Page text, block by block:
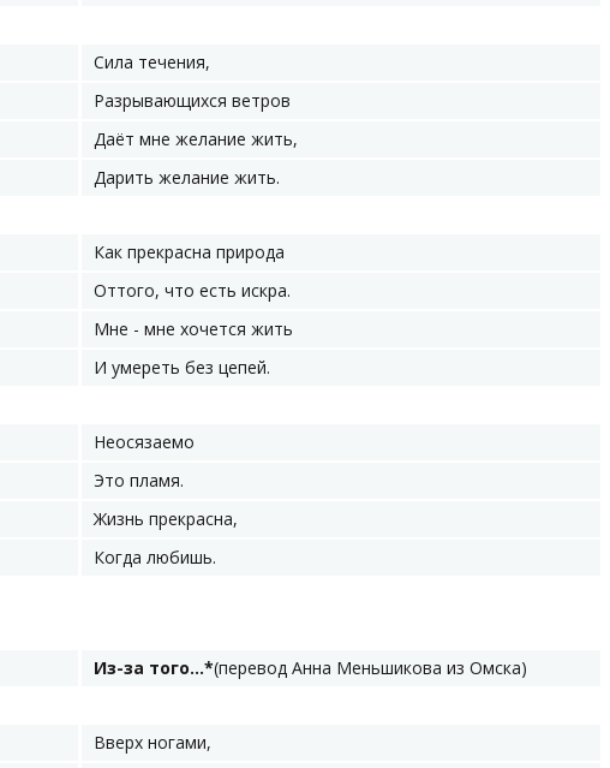
Сила течения,
Разрывающихся ветров
Даёт мне желание жить,
Дарить желание жить.
Как прекрасна природа
Оттого, что есть искра.
Мне - мне хочется жить
И умереть без цепей.
Неосязаемо
Это пламя.
Жизнь прекрасна,
Когда любишь.
Из-за того...*(перевод Анна Меньшикова из Омска)
Вверх ногами,